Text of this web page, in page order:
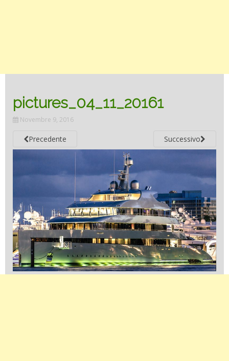
pictures_04_11_20161
Novembre 9, 2016
Precedente Successivo